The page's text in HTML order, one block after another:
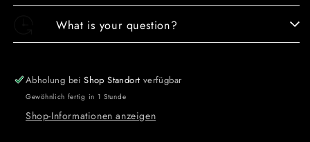
What is your question?
Abholung beiShop Standort verfügbar
Gewöhnlich fertig in 1 Stunde
Shop-Informationen anzeigen